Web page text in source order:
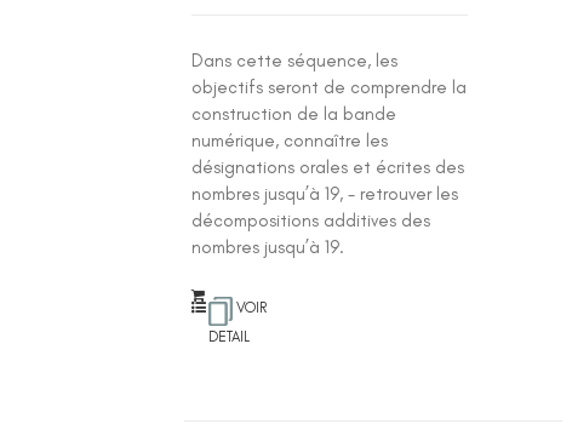
Dans cette séquence, les
objectifs seront de comprendre la
construction de la bande
numérique, connaître les
désignations orales et écrites des
nombres jusqu’à 19, - retrouver les
décompositions additives des
nombres jusqu’à 19.
VOIR
DETAIL